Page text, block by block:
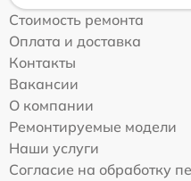
Стоимость ремонта
Оплата и доставка
Контакты
Вакансии
О компании
Ремонтируемые модели
Наши услуги
Согласие на обработку